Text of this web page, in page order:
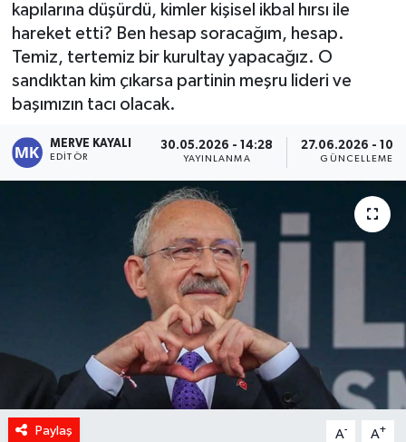
kapılarına düşürdü, kimler kişisel ikbal hırsı ile
hareket etti? Ben hesap soracağım, hesap.
Temiz, tertemiz bir kurultay yapacağız. O
sandıktan kim çıkarsa partinin meşru lideri ve
başımızın tacı olacak.
MERVE KAYALI
EDITÖR
30.05.2026 - 14:28
YAYINLANMA
27.06.2026 -
GÜNCELLEME
Paylaş A- A+